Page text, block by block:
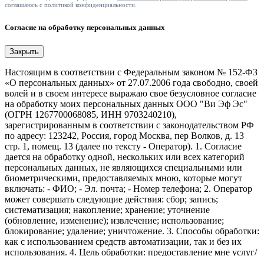
соглашаюсь с политикой конфиденциальности.
Согласие на обработку персональных данных
Закрыть
Настоящим в соответствии с Федеральным законом № 152-ФЗ
«О персональных данных» от 27.07.2006 года свободно, своей
волей и в своем интересе выражаю свое безусловное согласие
на обработку моих персональных данных ООО "Ви Эф Эс"
(ОГРН 1267700068085, ИНН 9703240210),
зарегистрированным в соответствии с законодательством РФ
по адресу: 123242, Россия, город Москва, пер Волков, д. 13
стр. 1, помещ. 13 (далее по тексту - Оператор). 1. Согласие
дается на обработку одной, нескольких или всех категорий
персональных данных, не являющихся специальными или
биометрическими, предоставляемых мною, которые могут
включать: - ФИО; - Эл. почта; - Номер телефона; 2. Оператор
может совершать следующие действия: сбор; запись;
систематизация; накопление; хранение; уточнение
(обновление, изменение); извлечение; использование;
блокирование; удаление; уничтожение. 3. Способы обработки:
как с использованием средств автоматизации, так и без их
использования. 4. Цель обработки: предоставление мне услуг/